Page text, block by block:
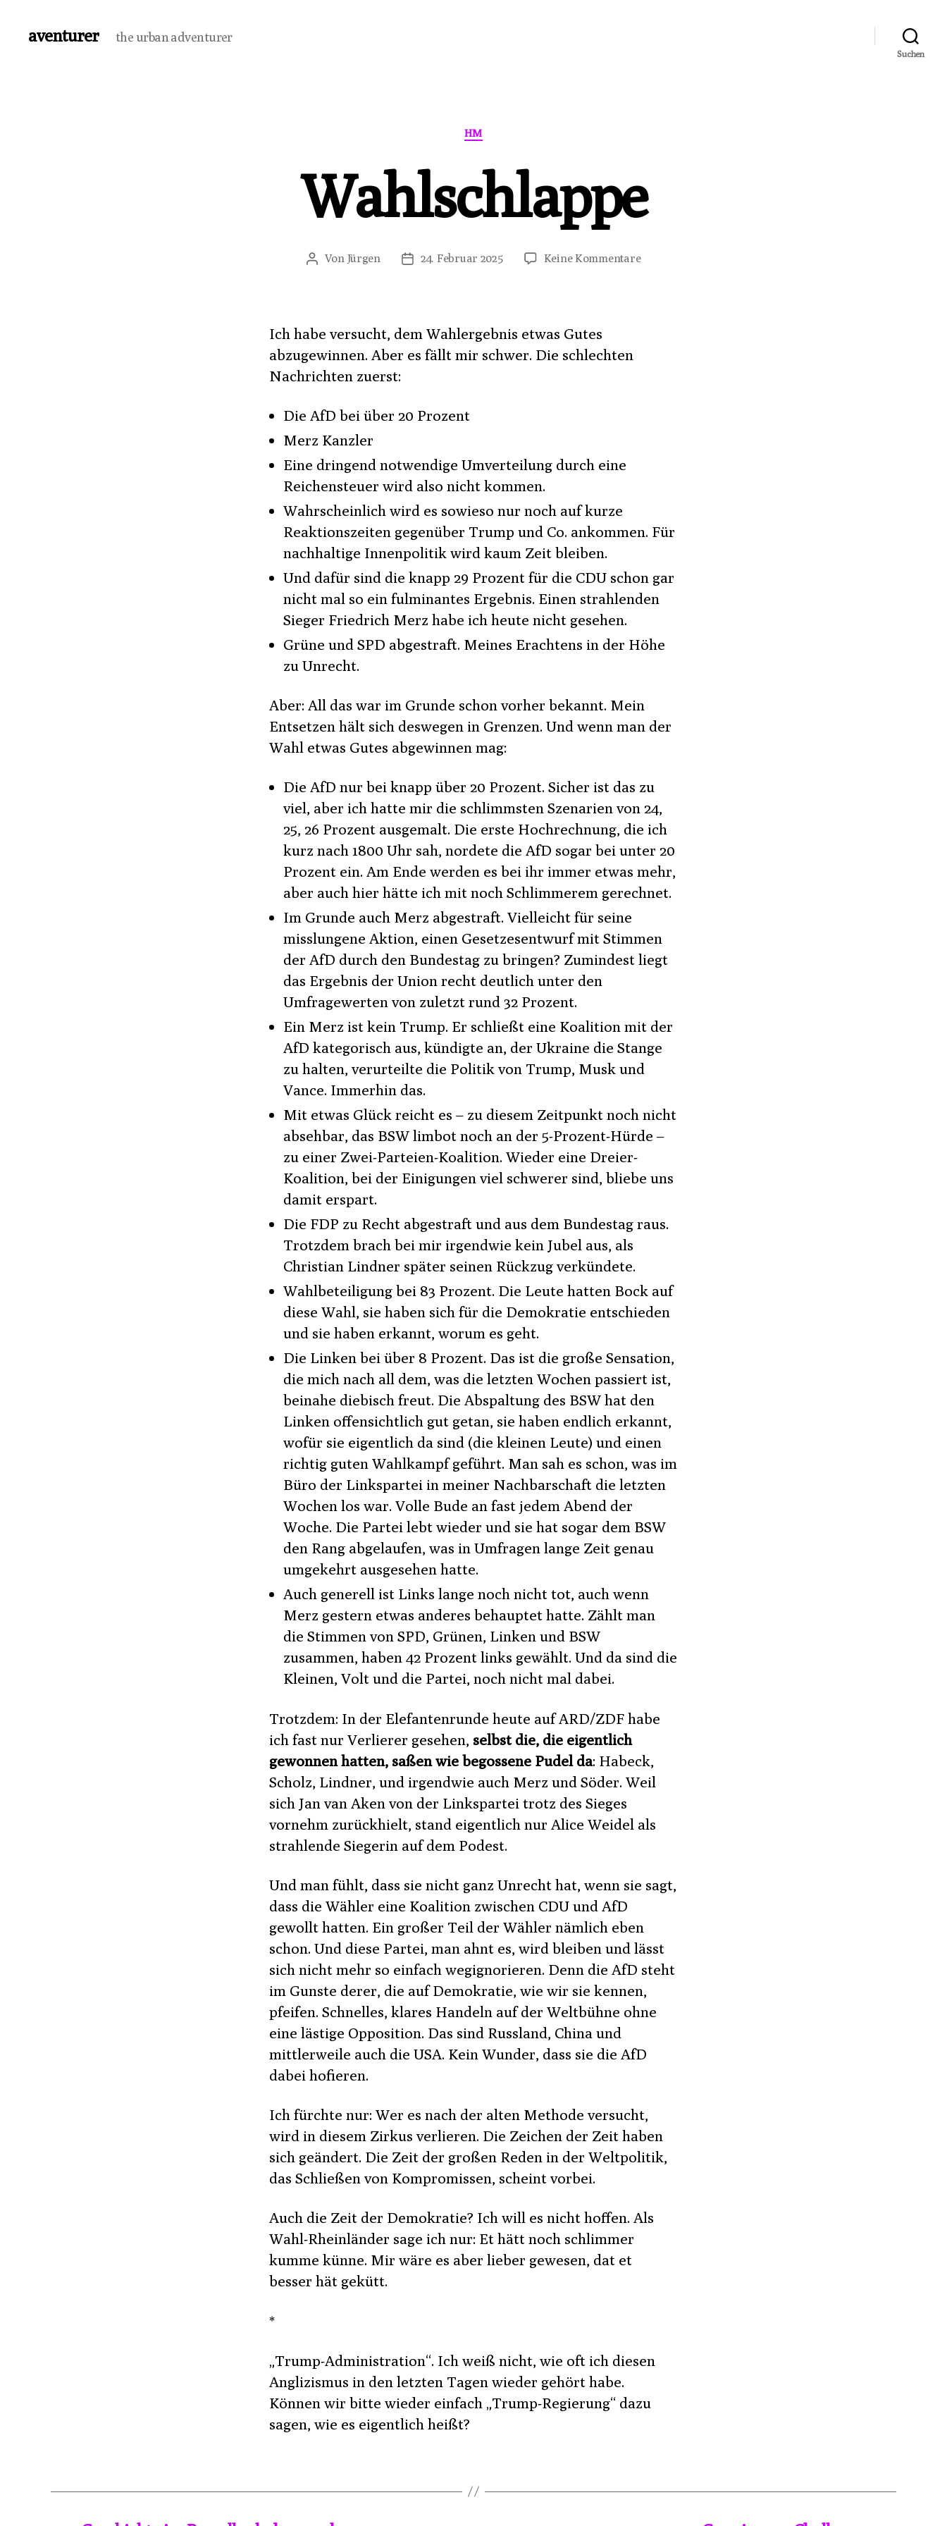
aventurer the urban adventurer
Suchen
Kategorien
HM
Wahlschlappe
Beitragsautor
Von Jürgen Veröffentlichungsdatum
24. Februar 2025 Keine Kommentarezu
Ich habe versucht, dem Wahlergebnis etwas Gutes
abzugewinnen. Aber es fällt mir schwer. Die schlechten
Nachrichten zuerst:
Die AfD bei über 20 Prozent
Merz Kanzler
Eine dringend notwendige Umverteilung durch eine
Reichensteuer wird also nicht kommen.
Wahrscheinlich wird es sowieso nur noch auf kurze
Reaktionszeiten gegenüber Trump und Co. ankommen. Für
nachhaltige Innenpolitik wird kaum Zeit bleiben.
Und dafür sind die knapp 29 Prozent für die CDU schon gar
nicht mal so ein fulminantes Ergebnis. Einen strahlenden
Sieger Friedrich Merz habe ich heute nicht gesehen.
Grüne und SPD abgestraft. Meines Erachtens in der Höhe
zu Unrecht.
Aber: All das war im Grunde schon vorher bekannt. Mein
Entsetzen hält sich deswegen in Grenzen. Und wenn man der
Wahl etwas Gutes abgewinnen mag:
Die AfD nur bei knapp über 20 Prozent. Sicher ist das zu
viel, aber ich hatte mir die schlimmsten Szenarien von 24,
25, 26 Prozent ausgemalt. Die erste Hochrechnung, die ich
kurz nach 1800 Uhr sah, nordete die AfD sogar bei unter 20
Prozent ein. Am Ende werden es bei ihr immer etwas mehr,
aber auch hier hätte ich mit noch Schlimmerem gerechnet.
Im Grunde auch Merz abgestraft. Vielleicht für seine
misslungene Aktion, einen Gesetzesentwurf mit Stimmen
der AfD durch den Bundestag zu bringen? Zumindest liegt
das Ergebnis der Union recht deutlich unter den
Umfragewerten von zuletzt rund 32 Prozent.
Ein Merz ist kein Trump. Er schließt eine Koalition mit der
AfD kategorisch aus, kündigte an, der Ukraine die Stange
zu halten, verurteilte die Politik von Trump, Musk und
Vance. Immerhin das.
Mit etwas Glück reicht es – zu diesem Zeitpunkt noch nicht
absehbar, das BSW limbot noch an der 5-Prozent-Hürde –
zu einer Zwei-Parteien-Koalition. Wieder eine Dreier-
Koalition, bei der Einigungen viel schwerer sind, bliebe uns
damit erspart.
Die FDP zu Recht abgestraft und aus dem Bundestag raus.
Trotzdem brach bei mir irgendwie kein Jubel aus, als
Christian Lindner später seinen Rückzug verkündete.
Wahlbeteiligung bei 83 Prozent. Die Leute hatten Bock auf
diese Wahl, sie haben sich für die Demokratie entschieden
und sie haben erkannt, worum es geht.
Die Linken bei über 8 Prozent. Das ist die große Sensation,
die mich nach all dem, was die letzten Wochen passiert ist,
beinahe diebisch freut. Die Abspaltung des BSW hat den
Linken offensichtlich gut getan, sie haben endlich erkannt,
wofür sie eigentlich da sind (die kleinen Leute) und einen
richtig guten Wahlkampf geführt. Man sah es schon, was im
Büro der Linkspartei in meiner Nachbarschaft die letzten
Wochen los war. Volle Bude an fast jedem Abend der
Woche. Die Partei lebt wieder und sie hat sogar dem BSW
den Rang abgelaufen, was in Umfragen lange Zeit genau
umgekehrt ausgesehen hatte.
Auch generell ist Links lange noch nicht tot, auch wenn
Merz gestern etwas anderes behauptet hatte. Zählt man
die Stimmen von SPD, Grünen, Linken und BSW
zusammen, haben 42 Prozent links gewählt. Und da sind die
Kleinen, Volt und die Partei, noch nicht mal dabei.
Trotzdem: In der Elefantenrunde heute auf ARD/ZDF habe
ich fast nur Verlierer gesehen, selbst die, die eigentlich
gewonnen hatten, saßen wie begossene Pudel da: Habeck,
Scholz, Lindner, und irgendwie auch Merz und Söder. Weil
sich Jan van Aken von der Linkspartei trotz des Sieges
vornehm zurückhielt, stand eigentlich nur Alice Weidel als
strahlende Siegerin auf dem Podest.
Und man fühlt, dass sie nicht ganz Unrecht hat, wenn sie sagt,
dass die Wähler eine Koalition zwischen CDU und AfD
gewollt hatten. Ein großer Teil der Wähler nämlich eben
schon. Und diese Partei, man ahnt es, wird bleiben und lässt
sich nicht mehr so einfach wegignorieren. Denn die AfD steht
im Gunste derer, die auf Demokratie, wie wir sie kennen,
pfeifen. Schnelles, klares Handeln auf der Weltbühne ohne
eine lästige Opposition. Das sind Russland, China und
mittlerweile auch die USA. Kein Wunder, dass sie die AfD
dabei hofieren.
Ich fürchte nur: Wer es nach der alten Methode versucht,
wird in diesem Zirkus verlieren. Die Zeichen der Zeit haben
sich geändert. Die Zeit der großen Reden in der Weltpolitik,
das Schließen von Kompromissen, scheint vorbei.
Auch die Zeit der Demokratie? Ich will es nicht hoffen. Als
Wahl-Rheinländer sage ich nur: Et hätt noch schlimmer
kumme künne. Mir wäre es aber lieber gewesen, dat et
besser hät gekütt.
*
„Trump-Administration“. Ich weiß nicht, wie oft ich diesen
Anglizismus in den letzten Tagen wieder gehört habe.
Können wir bitte wieder einfach „Trump-Regierung“ dazu
sagen, wie es eigentlich heißt?